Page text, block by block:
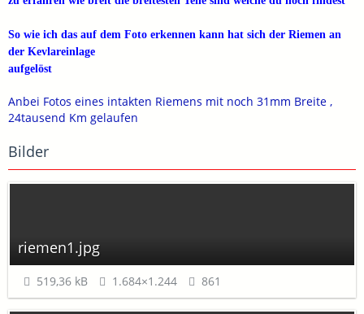
So wie ich das auf dem Foto erkennen kann hat sich der Riemen an
der Kevlareinlage
aufgelöst
Anbei Fotos eines intakten Riemens mit noch 31mm Breite ,
24tausend Km gelaufen
Bilder
riemen1.jpg
519,36 kB 1.684×1.244 861